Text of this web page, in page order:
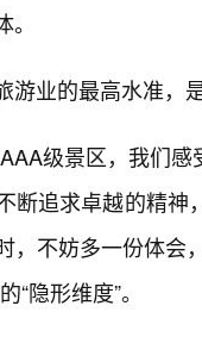
游业的最高水准，
级景区，我们
断追求卓越的精
，不妨多一份体会
“隐形维度”。